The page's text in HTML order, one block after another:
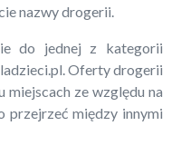
nazwy drogerii.
do jednej z kategorii
Oferty drogerii
miejscach ze względu na
między innymi